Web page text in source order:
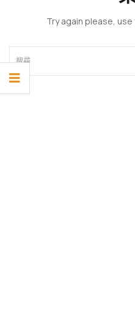
Try again please,